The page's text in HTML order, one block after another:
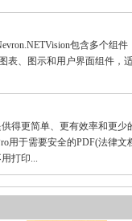
包含多个组
表、图示和用户界面组件，
得更简单、更有效率和更
用于需要安全的PDF(法律
打印...